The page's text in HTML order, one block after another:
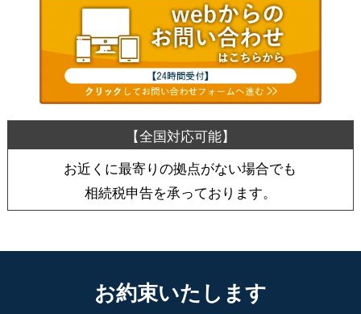
お近くに最寄りの拠点がない場合でも
相続税申告を承っております。
お約束いたします